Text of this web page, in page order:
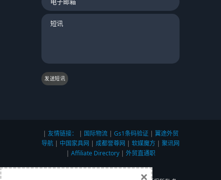
发送短讯
| 友情链接： | 国际物流| Gs1条码验证| 翼途外贸
导航 | 中国家具网 | 成都誉尊网 | 软媒魔方 | 聚讯网
| Affiliate Directory| 外贸直通职